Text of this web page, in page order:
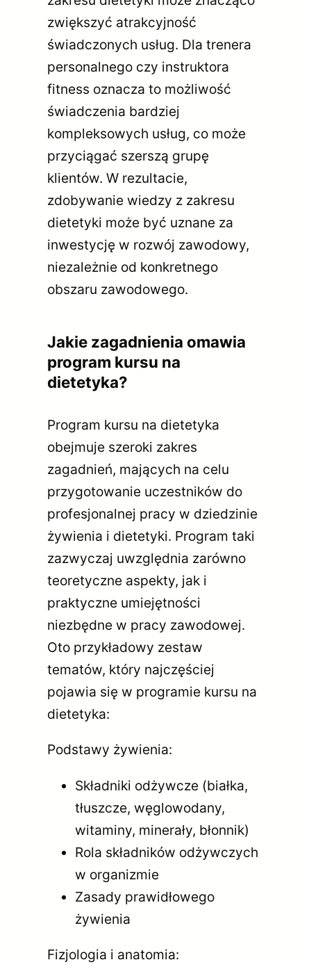
zwiększyć atrakcyjność
świadczonych usług. Dla trenera
personalnego czy instruktora
fitness oznacza to możliwość
świadczenia bardziej
kompleksowych usług, co może
przyciągać szerszą grupę
klientów. W rezultacie,
zdobywanie wiedzy z zakresu
dietetyki może być uznane za
inwestycję w rozwój zawodowy,
niezależnie od konkretnego
obszaru zawodowego.
Jakie zagadnienia omawia
program kursu na
dietetyka?
Program kursu na dietetyka
obejmuje szeroki zakres
zagadnień, mających na celu
przygotowanie uczestników do
profesjonalnej pracy w dziedzinie
żywienia i dietetyki. Program taki
zazwyczaj uwzględnia zarówno
teoretyczne aspekty, jak i
praktyczne umiejętności
niezbędne w pracy zawodowej.
Oto przykładowy zestaw
tematów, który najczęściej
pojawia się w programie kursu na
dietetyka:
Podstawy żywienia:
Składniki odżywcze (białka,
tłuszcze, węglowodany,
witaminy, minerały, błonnik)
Rola składników odżywczych
w organizmie
Zasady prawidłowego
żywienia
Fizjologia i anatomia: